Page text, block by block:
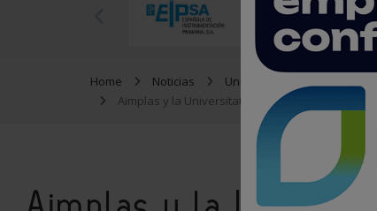
Home Noticias
Universidad
Aimplas y la Universitat de València crean el